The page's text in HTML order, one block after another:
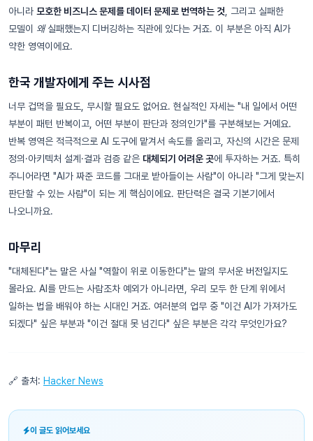
아니라 모호한 비즈니스 문제를 데이터 문제로 번역하는 것 , 그리고 실패한
모델이 왜실패했는지 디버깅하는 직관에 있다는 거죠. 이 부분은 아직 AI가
약한 영역이에요.
한국 개발자에게 주는 시사점
너무 겁먹을 필요도, 무시할 필요도 없어요. 현실적인 자세는 "내 일에서 어떤
부분이 패턴 반복이고, 어떤 부분이 판단과 정의인가"를 구분해보는 거예요.
반복 영역은 적극적으로 AI 도구에 맡겨서 속도를 올리고, 자신의 시간은 문제
정의·아키텍처 설계·결과 검증 같은 대체되기 어려운 곳에 투자하는 거죠. 특히
주니어라면 "AI가 짜준 코드를 그대로 받아들이는 사람"이 아니라 "그게 맞는지
판단할 수 있는 사람"이 되는 게 핵심이에요. 판단력은 결국 기본기에서
나오니까요.
마무리
"대체된다"는 말은 사실 "역할이 위로 이동한다"는 말의 무서운 버전일지도
몰라요. AI를 만드는 사람조차 예외가 아니라면, 우리 모두 한 단계 위에서
일하는 법을 배워야 하는 시대인 거죠. 여러분의 업무 중 "이건 AI가 가져가도
되겠다" 싶은 부분과 "이건 절대 못 넘긴다" 싶은 부분은 각각 무엇인가요?
🔗 출처: Hacker News
이 글도 읽어보세요